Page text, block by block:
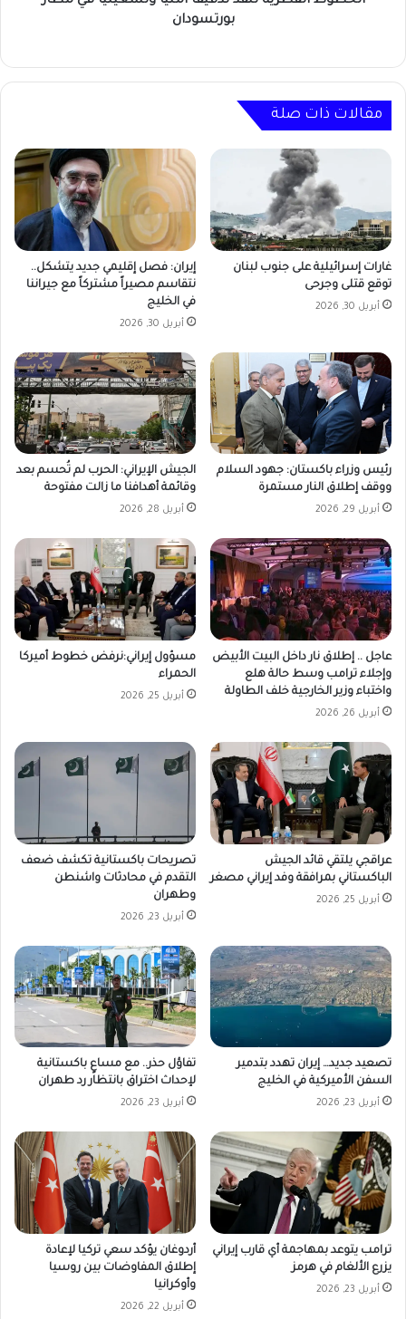
بورتسودان
مقالات ذات صلة
غارات إسرائيلية على جنوب لبنان
توقع قتلى وجرحى
أبريل 30, 2026
إيران: فصل إقليمي جديد يتشكل..
نتقاسم مصيراً مشتركاً مع جيراننا
في الخليج
أبريل 30, 2026
رئيس وزراء باكستان: جهود السلام
ووقف إطلاق النار مستمرة
أبريل 29, 2026
الجيش الإيراني: الحرب لم تُحسم بعد
وقائمة أهدافنا ما زالت مفتوحة
أبريل 28, 2026
عاجل .. إطلاق نار داخل البيت الأبيض
وإجلاء ترامب وسط حالة هلع
واختباء وزير الخارجية خلف الطاولة
أبريل 26, 2026
مسؤول إيراني:نرفض خطوط أميركا
الحمراء
أبريل 25, 2026
عراقجي يلتقي قائد الجيش
الباكستاني بمرافقة وفد إيراني مصغر
أبريل 25, 2026
تصريحات باكستانية تكشف ضعف
التقدم في محادثات واشنطن
وطهران
أبريل 23, 2026
تصعيد جديد… إيران تهدد بتدمير
السفن الأميركية في الخليج
أبريل 23, 2026
تفاؤل حذر.. مع مساعٍ باكستانية
لإحداث اختراق بانتظار رد طهران
أبريل 23, 2026
ترامب يتوعد بمهاجمة أي قارب إيراني
يزرع الألغام في هرمز
أبريل 23, 2026
أردوغان يؤكد سعي تركيا لإعادة
إطلاق المفاوضات بين روسيا
وأوكرانيا
أبريل 22, 2026